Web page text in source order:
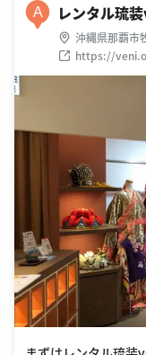
A レンタル琉
沖縄県那覇市
https://